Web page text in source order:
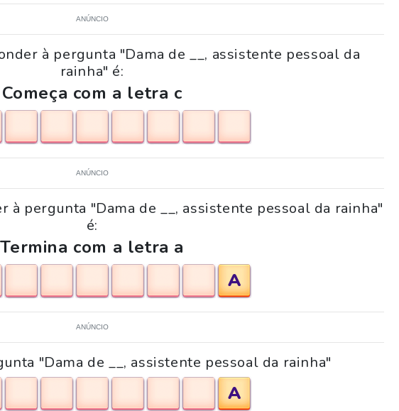
ANÚNCIO
à pergunta "Dama de __, assistente pessoal da
rainha" é:
Começa com a letra c
ANÚNCIO
à pergunta "Dama de __, assistente pessoal da rainha"
é:
Termina com a letra a
A
ANÚNCIO
"Dama de __, assistente pessoal da rainha"
A